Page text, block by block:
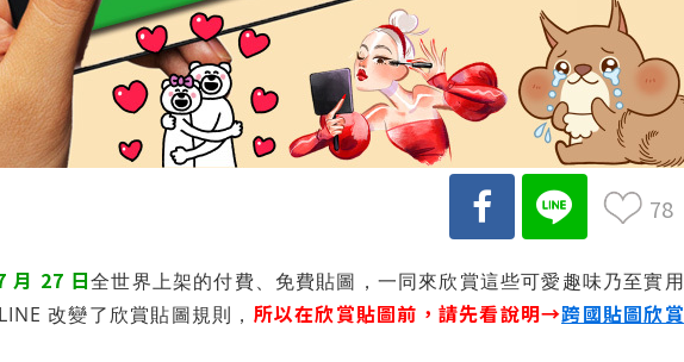
78
月 27 日全世界上架的付費、免費貼圖，一同來欣賞這些可愛趣味乃至實用
改變了欣賞貼圖規則， 所以在欣賞貼圖前，請先看說明→跨國貼圖欣賞